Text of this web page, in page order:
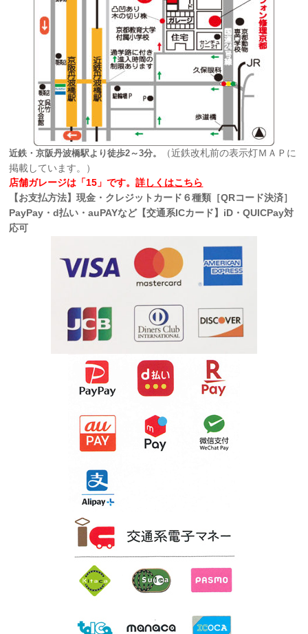
近鉄・京阪丹波橋駅より徒歩2～3分。
（近鉄改札前の表示灯ＭＡＰに
掲載しています。）
店舗ガレージは「15」です。詳しくはこちら
【お支払方法】現金・クレジットカード６種類［QRコード決済］
PayPay・d払い・auPAYなど【交通系ICカード】iD・QUICPay対
応可